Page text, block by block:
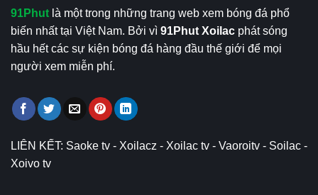
91Phut là một trong những trang web xem bóng đá phổ
biến nhất tại Việt Nam. Bởi vì 91Phut Xoilac phát sóng
hầu hết các sự kiện bóng đá hàng đầu thế giới để mọi
người xem miễn phí.
LIÊN KẾT: Saoke tv - Xoilacz - Xoilac tv - Vaoroitv - Soilac -
Xoivo tv